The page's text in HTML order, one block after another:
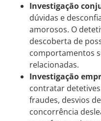
Investigação
dúvidas e
amorosos. O
descoberta de
comportamentos
relacionadas.
Investigação
contratar
fraudes, desvios
concorrência